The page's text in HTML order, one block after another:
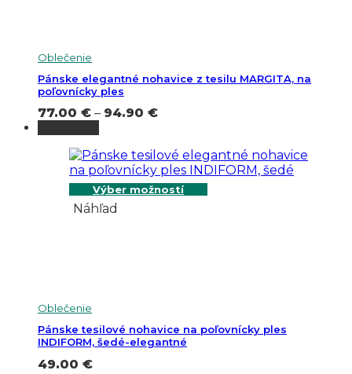
Oblečenie
Pánske elegantné nohavice z tesilu MARGITA, na
poľovnícky ples
77.00 € – 94.90 €Price
through
94.90 €
Výber možností
Náhľad
Oblečenie
Pánske tesilové nohavice na poľovnícky ples
INDIFORM, šedé-elegantné
49.00 €